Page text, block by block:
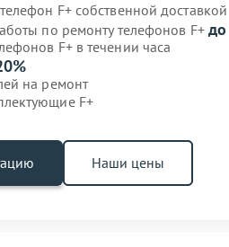
F+ собственной доставкой
по ремонту телефонов F+
F+ в течении часа
на ремонт
F+
Наши цены